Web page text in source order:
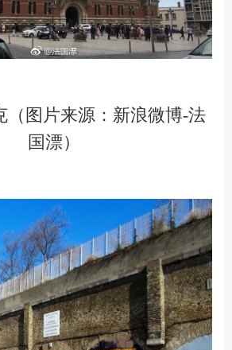
图片来源：新浪微博-法
国漂）